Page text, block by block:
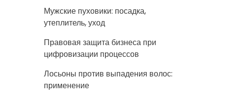
Мужские пуховики: посадка,
утеплитель, уход
Правовая защита бизнеса при
цифровизации процессов
Лосьоны против выпадения волос:
применение